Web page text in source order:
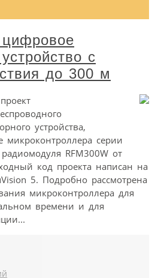
с
до 300 м
устройства,
микроконтроллера серии
RFM300W от
код проекта написан на
5. Подробно рассмотрена
микроконтроллера для
времени и для